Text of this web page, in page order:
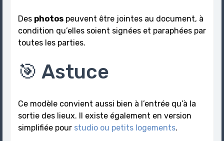
Des photos peuvent être jointes au document, à
condition qu’elles soient signées et paraphées par
toutes les parties.
🎯 Astuce
Ce modèle convient aussi bien à l’entrée qu’à la
sortie des lieux. Il existe également en version
simplifiée pour studio ou petits logements.